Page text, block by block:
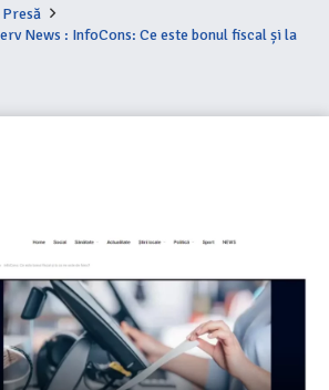
News : InfoCons: Ce este bonul fiscal și la